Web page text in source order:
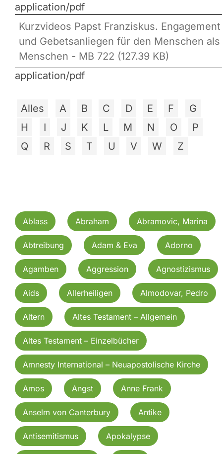
application/pdf
Kurzvideos Papst Franziskus. Engagement
und Gebetsanliegen für den Menschen als
Menschen - MB 722 (127.39 KB)
application/pdf
Alles A B C D E F
G
H
I J K L M N O
P
Q
R S T U V W Z
Ablass Abraham Abramovic, Marina
Abtreibung Adam & Eva Adorno
Agamben Aggression Agnostizismus
Aids Allerheiligen Almodovar, Pedro
Altern Altes Testament – Allgemein
Altes Testament – Einzelbücher
Amnesty International – Neuapostolische Kirche
Amos Angst Anne Frank
Anselm von Canterbury Antike
Antisemitismus Apokalypse